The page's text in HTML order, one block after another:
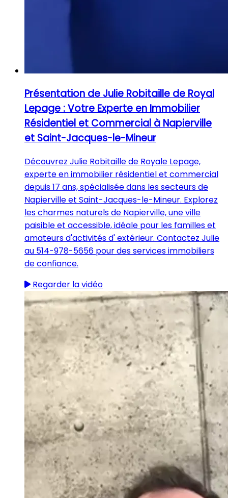
Présentation de Julie Robitaille de Royal
Lepage : Votre Experte en Immobilier
Résidentiel et Commercial à Napierville
et Saint-Jacques-le-Mineur
Découvrez Julie Robitaille de Royale Lepage,
experte en immobilier résidentiel et commercial
depuis 17 ans, spécialisée dans les secteurs de
Napierville et Saint-Jacques-le-Mineur. Explorez
les charmes naturels de Napierville, une ville
paisible et accessible, idéale pour les familles et
amateurs d'activités d' extérieur. Contactez Julie
au 514-978-5656 pour des services immobiliers
de confiance.
Regarder la vidéo